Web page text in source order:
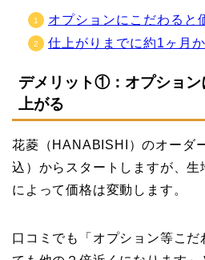
オプションにこだわると
仕上がりまでに約1ヶ月
デメリット①：オプション
上がる
花菱（HANABISHI）のオーダ
込）からスタートしますが、生
によって価格は変動します。
口コミでも「オプション等こだ